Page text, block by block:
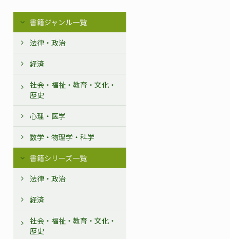
書籍ジャンル一覧
法律・政治
経済
社会・福祉・教育・文化・
歴史
心理・医学
数学・物理学・科学
書籍シリーズ一覧
法律・政治
経済
社会・福祉・教育・文化・
歴史